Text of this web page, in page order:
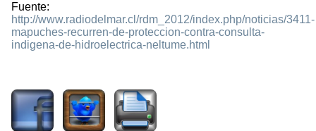
Fuente:
http://www.radiodelmar.cl/rdm_2012/index.php/noticias/3411-
mapuches-recurren-de-proteccion-contra-consulta-
indigena-de-hidroelectrica-neltume.html